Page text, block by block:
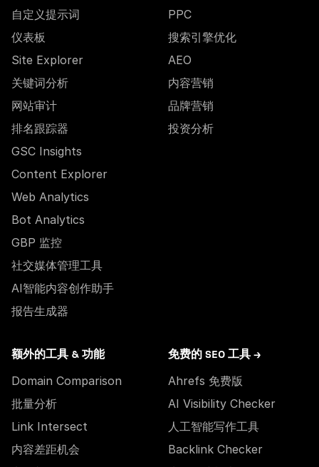
自定义提示词
仪表板
Site Explorer
关键词分析
网站审计
排名跟踪器
GSC Insights
Content Explorer
Web Analytics
Bot Analytics
GBP 监控
社交媒体管理工具
AI智能内容创作助手
报告生成器
PPC
搜索引擎优化
AEO
内容营销
品牌营销
投资分析
额外的工具 & 功能
Domain Comparison
批量分析
Link Intersect
内容差距机会
免费的 SEO 工具 →
Ahrefs 免费版
AI Visibility Checker
人工智能写作工具
Backlink Checker